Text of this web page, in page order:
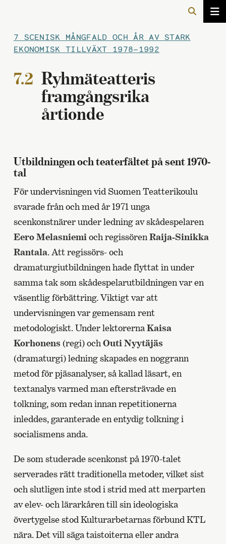
7 SCENISK MÅNGFALD OCH ÅR AV STARK
EKONOMISK TILLVÄXT 1978–1992
7.2 Ryhmäteatteris
framgångsrika
årtionde
Utbildningen och teaterfältet på sent 1970-
tal
För undervisningen vid Suomen Teatterikoulu
svarade från och med år 1971 unga
scenkonstnärer under ledning av skådespelaren
Eero Melasniemioch regissörenRaija-Sinikka
Rantala. Att regissörs- och
dramaturgiutbildningen hade flyttat in under
samma tak som skådespelarutbildningen var en
väsentlig förbättring. Viktigt var att
undervisningen var gemensam rent
metodologiskt. Under lektorernaKaisa
Korhonens (regi) ochOuti Nyytäjäs
(dramaturgi) ledning skapades en noggrann
metod för pjäsanalyser, så kallad läsart, en
textanalys varmed man eftersträvade en
tolkning, som redan innan repetitionerna
inleddes, garanterade en entydig tolkning i
socialismens anda.
De som studerade scenkonst på 1970-talet
serverades rätt traditionella metoder, vilket sist
och slutligen inte stod i strid med att merparten
av elev- och lärarkåren till sin ideologiska
övertygelse stod Kulturarbetarnas förbund KTL
nära. Det vill säga taistoiterna eller andra